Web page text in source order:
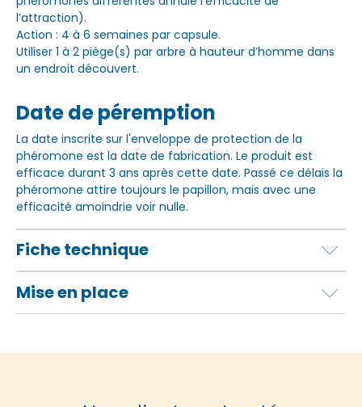
l’attraction).
Action : 4 à 6 semaines par capsule.
Utiliser 1 à 2 piège(s) par arbre à hauteur d’homme dans
un endroit découvert.
Date de péremption
La date inscrite sur l'enveloppe de protection de la
phéromone est la date de fabrication. Le produit est
efficace durant 3 ans après cette date. Passé ce délais la
phéromone attire toujours le papillon, mais avec une
efficacité amoindrie voir nulle.
Fiche technique
Mise en place